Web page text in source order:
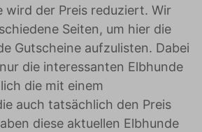
wird der Preis reduziert. Wir
Seiten, um hier die
Gutscheine aufzulisten. Dabei
die interessanten Elbhunde
die mit einem
auch tatsächlich den Preis
diese aktuellen Elbhunde